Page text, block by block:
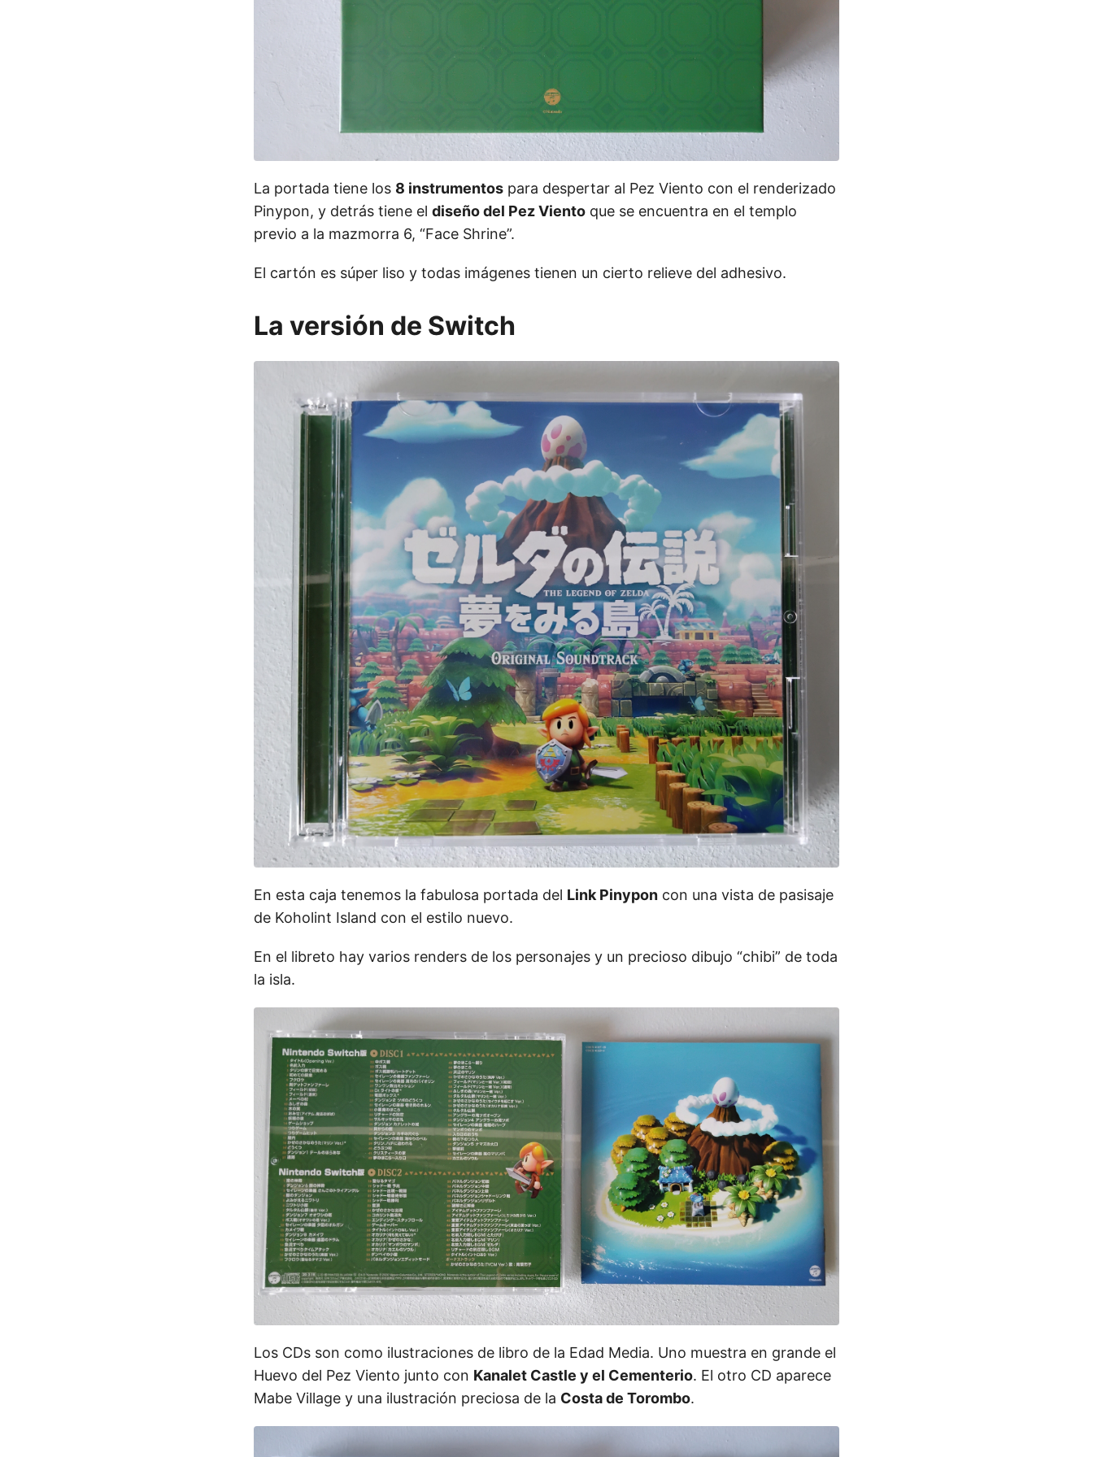
La portada tiene los 8 instrumentos para despertar al Pez Viento con el renderizado
Pinypon, y detrás tiene el diseño del Pez Viento que se encuentra en el templo
previo a la mazmorra 6, “Face Shrine”.
El cartón es súper liso y todas imágenes tienen un cierto relieve del adhesivo.
La versión de Switch
En esta caja tenemos la fabulosa portada del Link Pinypon con una vista de pasisaje
de Koholint Island con el estilo nuevo.
En el libreto hay varios renders de los personajes y un precioso dibujo “chibi” de toda
la isla.
Los CDs son como ilustraciones de libro de la Edad Media. Uno muestra en grande el
Huevo del Pez Viento junto con Kanalet Castle y el Cementerio. El otro CD aparece
Mabe Village y una ilustración preciosa de la Costa de Torombo.